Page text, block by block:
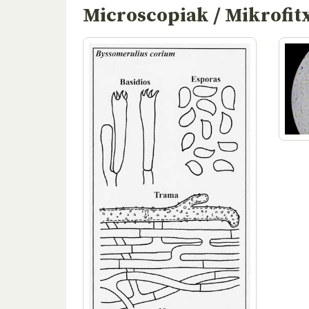
Microscopiak /